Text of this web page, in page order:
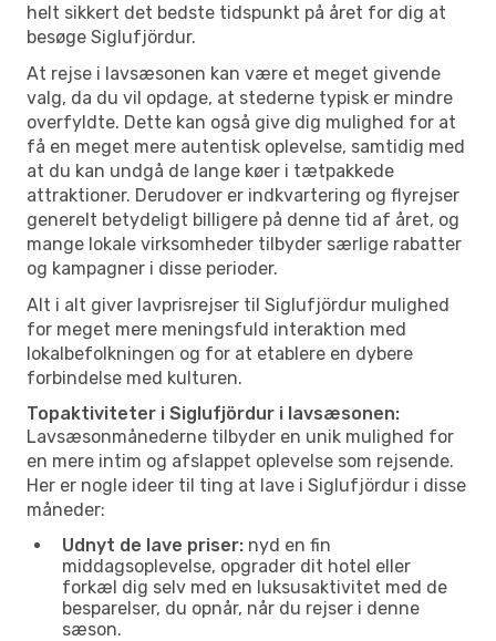
helt sikkert det bedste tidspunkt på året for dig at
besøge Siglufjördur.
At rejse i lavsæsonen kan være et meget givende
valg, da du vil opdage, at stederne typisk er mindre
overfyldte. Dette kan også give dig mulighed for at
få en meget mere autentisk oplevelse, samtidig med
at du kan undgå de lange køer i tætpakkede
attraktioner. Derudover er indkvartering og flyrejser
generelt betydeligt billigere på denne tid af året, og
mange lokale virksomheder tilbyder særlige rabatter
og kampagner i disse perioder.
Alt i alt giver lavprisrejser til Siglufjördur mulighed
for meget mere meningsfuld interaktion med
lokalbefolkningen og for at etablere en dybere
forbindelse med kulturen.
Topaktiviteter i Siglufjördur i lavsæsonen:
Lavsæsonmånederne tilbyder en unik mulighed for
en mere intim og afslappet oplevelse som rejsende.
Her er nogle ideer til ting at lave i Siglufjördur i disse
måneder:
Udnyt de lave priser: nyd en fin
middagsoplevelse, opgrader dit hotel eller
forkæl dig selv med en luksusaktivitet med de
besparelser, du opnår, når du rejser i denne
sæson.